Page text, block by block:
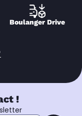
Boulanger Drive
!